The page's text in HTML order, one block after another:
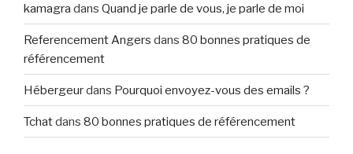
kamagra dans Quand je parle de vous, je parle de moi
Referencement Angers dans 80 bonnes pratiques de
référencement
Hébergeurdans Pourquoi envoyez-vous des emails ?
Tchatdans 80 bonnes pratiques de référencement